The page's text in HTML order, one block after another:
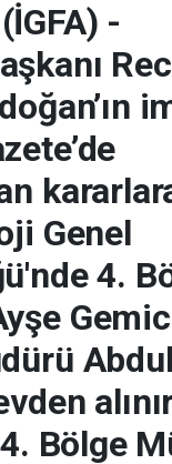
-
Genel
4.
Bölge